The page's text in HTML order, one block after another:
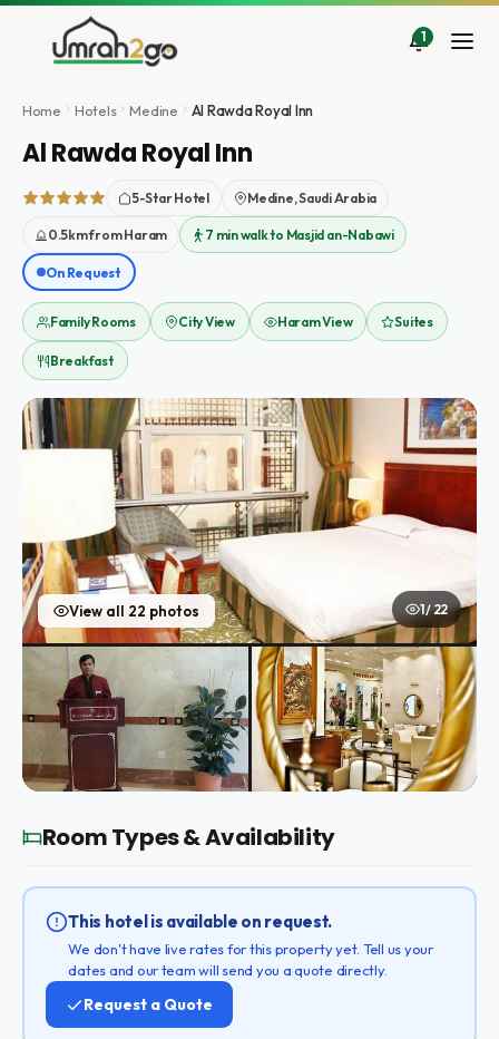
Aller
contenu
1
Home Hotels Medine Al Rawda Royal Inn
Al Rawda Royal Inn
5-Star Hotel Medine, Saudi Arabia
0.5km from Haram 7 min walk to Masjid an-Nabawi
On Request
Family Rooms City View Haram View Suites
Breakfast
View all 22 photos 1 / 22
Room Types & Availability
This hotel is available on request.
We don't have live rates for this property yet. Tell us your
dates and our team will send you a quote directly.
Request a Quote